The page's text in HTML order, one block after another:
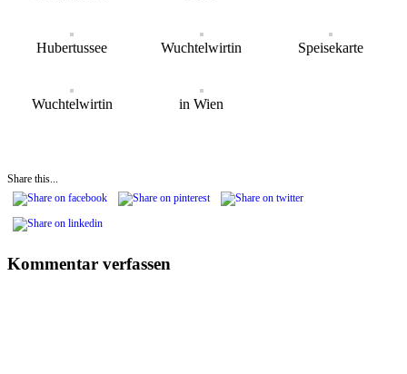
Hubertussee Wuchtelwirtin Speisekarte
Wuchtelwirtin in Wien
Share this...
Kommentar verfassen